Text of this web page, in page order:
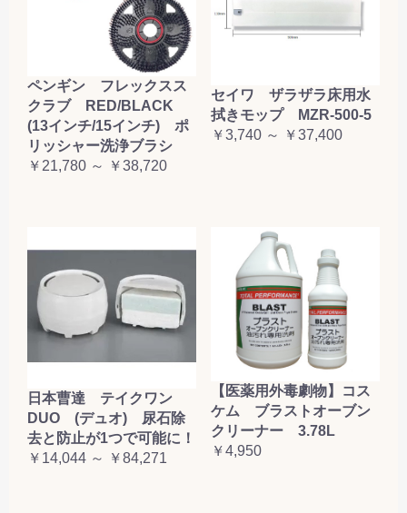
ペンギン フレックスス
クラブ RED/BLACK
(13インチ/15インチ) ポ
リッシャー洗浄ブラシ
￥21,780 ～ ￥38,720
セイワ ザラザラ床用水
拭きモップ MZR-500-5
￥3,740 ～ ￥37,400
日本曹達 テイクワン
DUO (デュオ) 尿石除
去と防止が1つで可能に！
￥14,044 ～ ￥84,271
【医薬用外毒劇物】コス
ケム ブラストオーブン
クリーナー 3.78L
￥4,950